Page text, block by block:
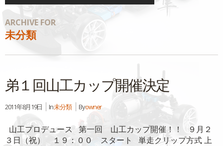
ARCHIVE FOR
未分類
弟１回山工カップ開催決定
2011年8月19日 In未分類 Byowner
山工プロデュース 第一回 山工カップ開催！！ ９月２
３日（祝） １９：００ スタート 単走クリップ方式 上